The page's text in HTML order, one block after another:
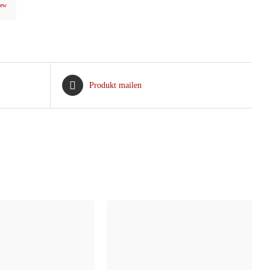
Produkt mailen